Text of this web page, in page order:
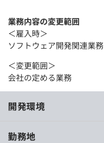
業務内容の変更範囲
＜雇入時＞
ソフトウェア開発関連業務
＜変更範囲＞
会社の定める業務
開発環境
勤務地